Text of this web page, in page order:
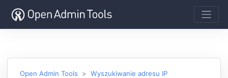
Open Admin Tools Wyszukiwanie adresu IP